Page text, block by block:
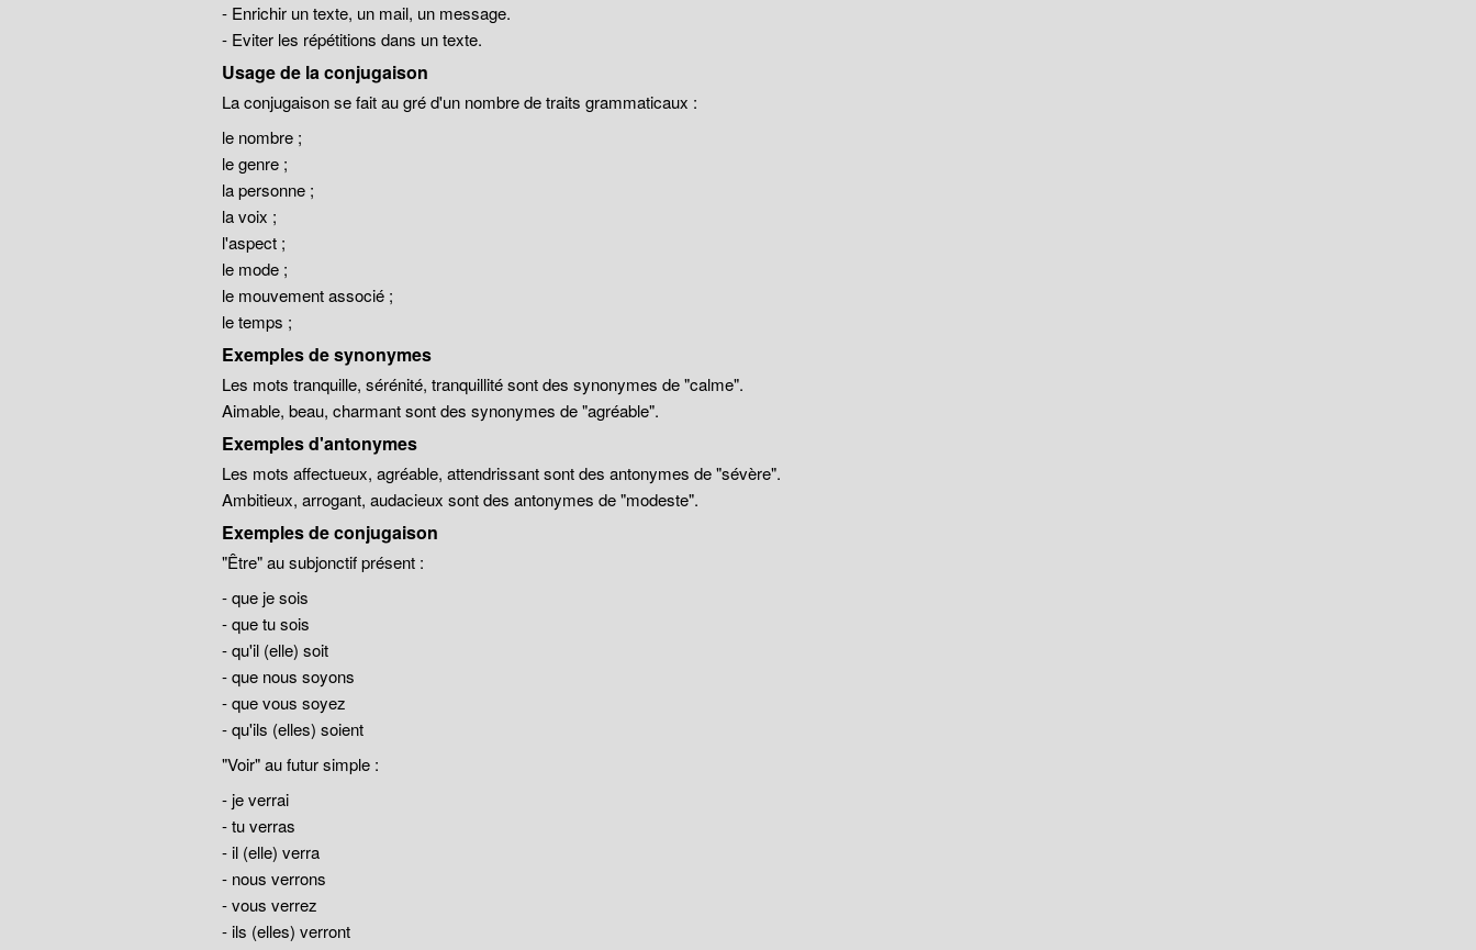
- Enrichir un texte, un mail, un message.
- Eviter les répétitions dans un texte.
Usage de la conjugaison
La conjugaison se fait au gré d'un nombre de traits grammaticaux :
le nombre ;
le genre ;
la personne ;
la voix ;
l'aspect ;
le mode ;
le mouvement associé ;
le temps ;
Exemples de synonymes
Les mots tranquille, sérénité, tranquillité sont des synonymes de "calme".
Aimable, beau, charmant sont des synonymes de "agréable".
Exemples d'antonymes
Les mots affectueux, agréable, attendrissant sont des antonymes de "sévère".
Ambitieux, arrogant, audacieux sont des antonymes de "modeste".
Exemples de conjugaison
"Être" au subjonctif présent :
- que je sois
- que tu sois
- qu'il (elle) soit
- que nous soyons
- que vous soyez
- qu'ils (elles) soient
"Voir" au futur simple :
- je verrai
- tu verras
- il (elle) verra
- nous verrons
- vous verrez
- ils (elles) verront